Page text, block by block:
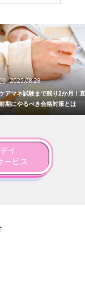
ネ試験まで残り2か月！直
やるべき合格対策とは